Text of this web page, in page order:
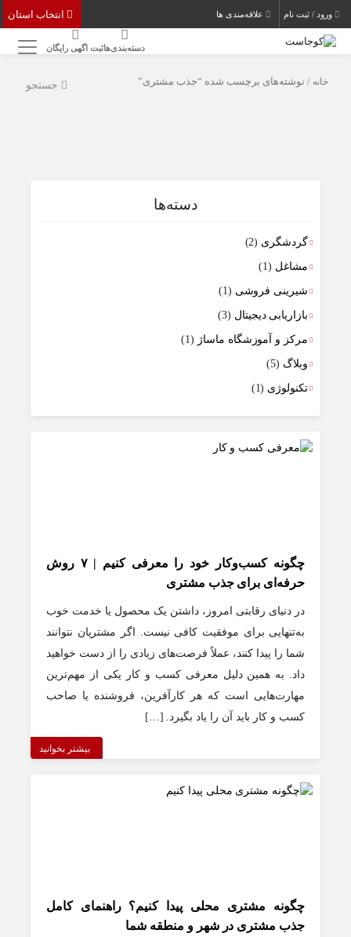
ورود / ثبت نام علاقه‌مندی ها
دسته‌بندی‌هاثبت اگهی رایگان
جستجو خانه / نوشته‌های برچسب شده “جذب مشتری”
دسته‌ها
گردشگری (2)
مشاغل (1)
شیرینی فروشی (1)
بازاریابی دیجیتال (3)
مرکز و آموزشگاه ماساژ (1)
وبلاگ (5)
تکنولوژی (1)
چگونه کسب‌وکار خود را معرفی کنیم | ۷ روش
حرفه‌ای برای جذب مشتری
در دنیای رقابتی امروز، داشتن یک محصول یا خدمت خوب
به‌تنهایی برای موفقیت کافی نیست. اگر مشتریان نتوانند
شما را پیدا کنند، عملاً فرصت‌های زیادی را از دست خواهید
داد. به همین دلیل معرفی کسب و کار یکی از مهم‌ترین
مهارت‌هایی است که هر کارآفرین، فروشنده یا صاحب
کسب و کار باید آن را یاد بگیرد. […]
بیشتر بخوانید
چگونه مشتری محلی پیدا کنیم؟ راهنمای کامل
جذب مشتری در شهر و منطقه شما